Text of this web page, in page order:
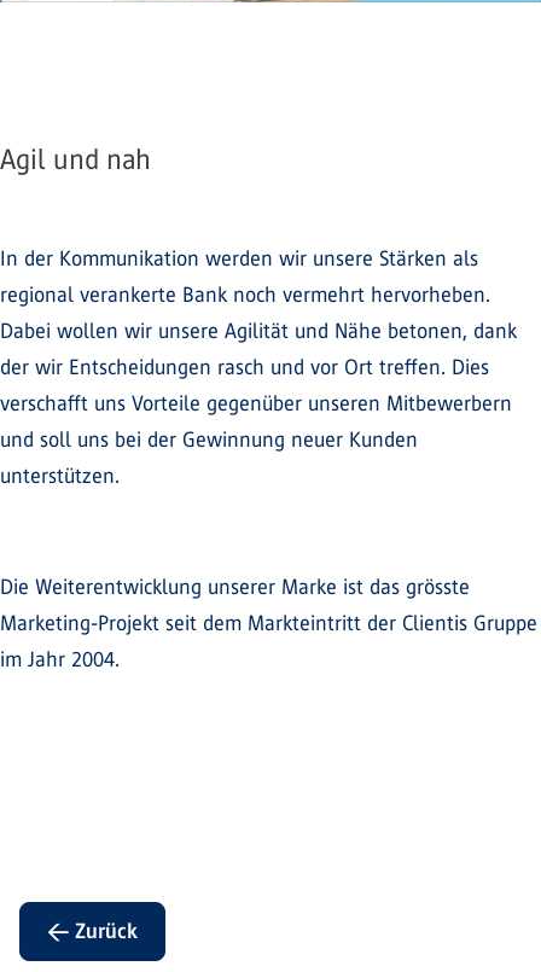
Agil und nah
In der Kommunikation werden wir unsere Stärken als
regional verankerte Bank noch vermehrt hervorheben.
Dabei wollen wir unsere Agilität und Nähe betonen, dank
der wir Entscheidungen rasch und vor Ort treffen. Dies
verschafft uns Vorteile gegenüber unseren Mitbewerbern
und soll uns bei der Gewinnung neuer Kunden
unterstützen.
Die Weiterentwicklung unserer Marke ist das grösste
Marketing-Projekt seit dem Markteintritt der Clientis Gruppe
im Jahr 2004.
← Zurück